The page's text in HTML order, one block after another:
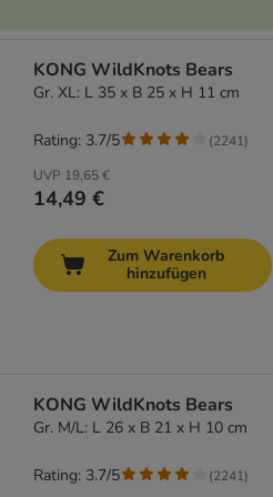
KONG WildKnots Bears
Gr. XL: L 35 x B 25 x H 11 cm
UVP 19,65 €
14,49 €
Rating: 3.7/5 (2241)
Zum Warenkorb
hinzufügen
KONG WildKnots Bears
Gr. M/L: L 26 x B 21 x H 10 cm
Rating: 3.7/5 (2241)